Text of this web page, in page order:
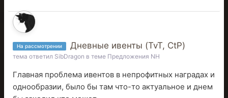
На рассмотрении Дневные ивенты (TvT, CtP)
тема ответил SibDragon в теме Предложения NH
Главная проблема ивентов в непрофитных наградах и
однообразии, было бы там что-то актуальное и днем